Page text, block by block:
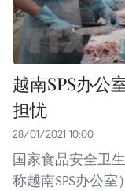
越南SPS办公
担忧
28/01/2021 10:00
国家食品安全卫
称越南SPS办公